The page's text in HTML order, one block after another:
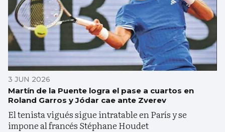
3 JUN 2026
Martín de la Puente logra el pase a cuartos en
Roland Garros y Jódar cae ante Zverev
El tenista vigués sigue intratable en París y se
impone al francés Stéphane Houdet